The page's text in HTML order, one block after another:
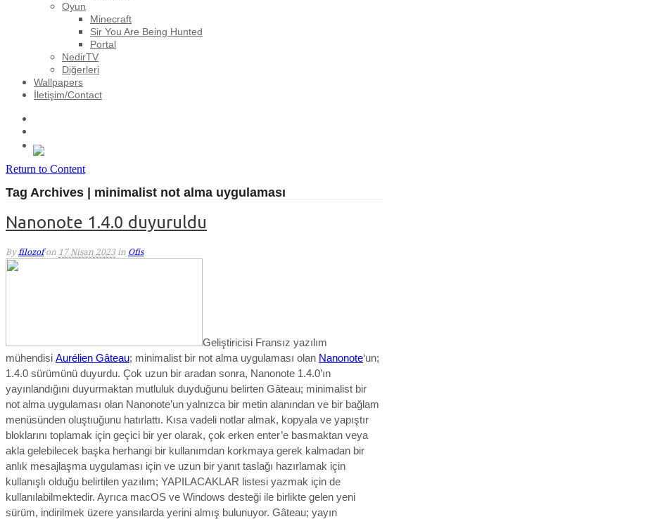
Oyun
Minecraft
Sir You Are Being Hunted
Portal
NedirTV
Diğerleri
Wallpapers
İletişim/Contact
Return to Content
Tag Archives | minimalist not alma uygulaması
Nanonote 1.4.0 duyuruldu
By filozof on 17 Nisan 2023 in Ofis
Geliştiricisi Fransız yazılım
mühendisi Aurélien Gâteau; minimalist bir not alma uygulaması olan Nanonote‘un;
1.4.0 sürümünü duyurdu. Çok uzun bir aradan sonra, Nanonote 1.4.0’ın
yayınlandığını duyurmaktan mutluluk duyduğunu belirten Gâteau; minimalist bir
not alma uygulaması olan Nanonote’un yalnızca bir metin alanından ve bir bağlam
menüsünden oluştıuğunu hatırlattı. Kısa vadeli notlar almak, kopyala ve yapıştır
bloklarını toplamak için geçici bir yer olarak, çok erken enter’e basmaktan veya
akla gelebilecek başka herhangi bir kullanımdan korkmaya gerek kalmadan bir
anlık mesajlaşma uygulaması için ve uzun bir yanıt taslağı hazırlamak için
kullanışlı olduğu belirtilen yazılım; YAPILACAKLAR listesi yazmak için de
kullanılabilmektedir. Ayrıca macOS ve Windows desteği ile birlikte gelen yeni
sürüm, indirilmek üzere yansılarda yerini almış bulunuyor. Gâteau; yayın